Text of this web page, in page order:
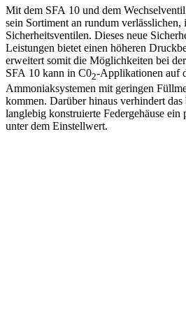
Mit dem SFA 10 und dem
sein Sortiment an rundum verlässlichen,
Sicherheitsventilen. Dieses neue
Leistungen bietet einen höheren
erweitert somit die Möglichkeiten bei
SFA 10 kann in C02-Applikationen auf
Ammoniaksystemen mit geringen
kommen. Darüber hinaus verhindert das
langlebig konstruierte Federgehäuse ein
unter dem Einstellwert.